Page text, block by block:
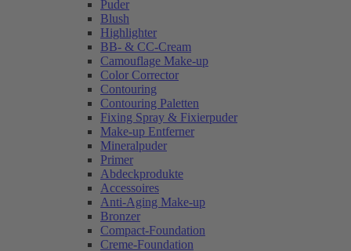
Puder
Blush
Highlighter
BB- & CC-Cream
Camouflage Make-up
Color Corrector
Contouring
Contouring Paletten
Fixing Spray & Fixierpuder
Make-up Entferner
Mineralpuder
Primer
Abdeckprodukte
Accessoires
Anti-Aging Make-up
Bronzer
Compact-Foundation
Creme-Foundation